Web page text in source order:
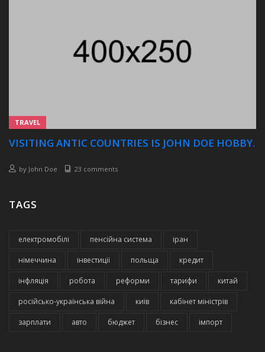
TRAVEL
VISITING ANTIC COUNTRIES IS JOHN DOE HOBBY.
by John Doe 23 comments
TAGS
електромобілі пенсійна система іран
німеччина інвестиції польща кредит
інфляція робота реформи тарифи китай
російсько-українська війна київ кабінет міністрів
зарплати авто бюджет бізнес імпорт